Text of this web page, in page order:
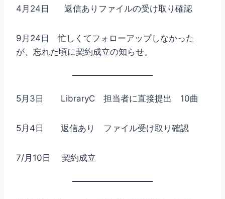
4月24日 返信ありファイルの受け取り確認
9月24日 忙しくてフォローアップしなかった
が、忘れた頃に契約成立の知らせ。
5月3日 LibraryC 担当者に直接提出 10曲
5月4日 返信あり ファイル受け取り確認
7/月10日 契約成立